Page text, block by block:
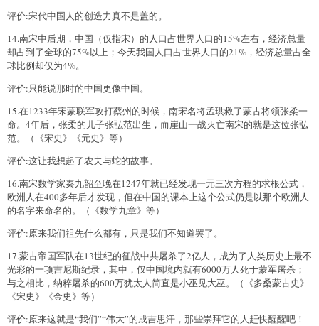
评价:宋代中国人的创造力真不是盖的。
14.南宋中后期，中国（仅指宋）的人口占世界人口的15%左右，经济总量
却占到了全球的75%以上；今天我国人口占世界人口的21%，经济总量占全
球比例却仅为4%。
评价:只能说那时的中国更像中国。
15.在1233年宋蒙联军攻打蔡州的时候，南宋名将孟珙救了蒙古将领张柔一
命。4年后，张柔的儿子张弘范出生，而崖山一战灭亡南宋的就是这位张弘
范。（《宋史》《元史》等）
评价:这让我想起了农夫与蛇的故事。
16.南宋数学家秦九韶至晚在1247年就已经发现一元三次方程的求根公式，
欧洲人在400多年后才发现，但在中国的课本上这个公式仍是以那个欧洲人
的名字来命名的。（《数学九章》等）
评价:原来我们祖先什么都有，只是我们不知道罢了。
17.蒙古帝国军队在13世纪的征战中共屠杀了2亿人，成为了人类历史上最不
光彩的一项吉尼斯纪录，其中，仅中国境内就有6000万人死于蒙军屠杀；
与之相比，纳粹屠杀的600万犹太人简直是小巫见大巫。（《多桑蒙古史》
《宋史》《金史》等）
评价:原来这就是“我们”“伟大”的成吉思汗，那些崇拜它的人赶快醒醒吧！